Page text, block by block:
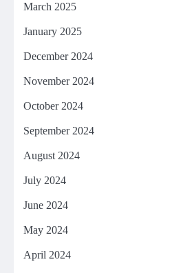
March 2025
January 2025
December 2024
November 2024
October 2024
September 2024
August 2024
July 2024
June 2024
May 2024
April 2024